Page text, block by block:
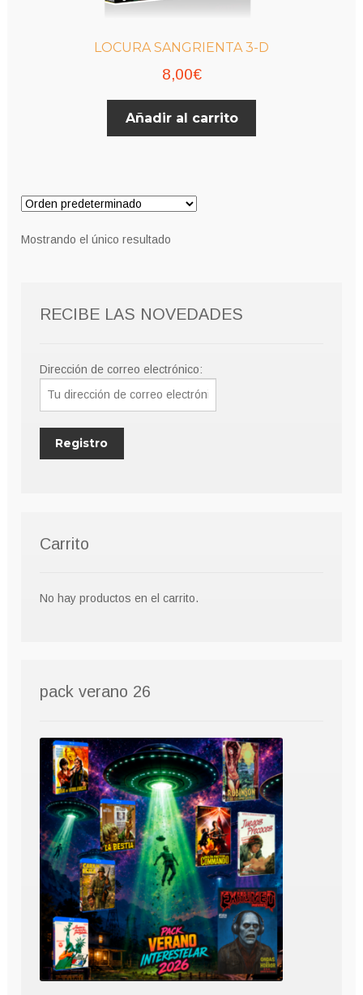
LOCURA SANGRIENTA 3-D
8,00€
Añadir al carrito
Mostrando el único resultado
RECIBE LAS NOVEDADES
Dirección de correo electrónico:
Carrito
No hay productos en el carrito.
pack verano 26